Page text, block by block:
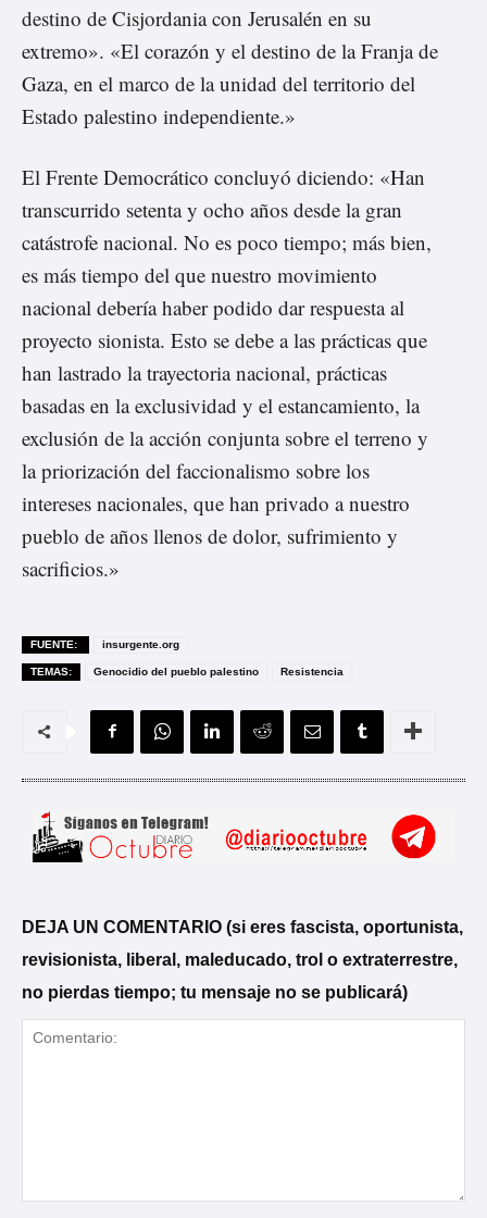
destino de Cisjordania con Jerusalén en su
extremo». «El corazón y el destino de la Franja de
Gaza, en el marco de la unidad del territorio del
Estado palestino independiente.»
El Frente Democrático concluyó diciendo: «Han
transcurrido setenta y ocho años desde la gran
catástrofe nacional. No es poco tiempo; más bien,
es más tiempo del que nuestro movimiento
nacional debería haber podido dar respuesta al
proyecto sionista. Esto se debe a las prácticas que
han lastrado la trayectoria nacional, prácticas
basadas en la exclusividad y el estancamiento, la
exclusión de la acción conjunta sobre el terreno y
la priorización del faccionalismo sobre los
intereses nacionales, que han privado a nuestro
pueblo de años llenos de dolor, sufrimiento y
sacrificios.»
FUENTE: insurgente.org
TEMAS: Genocidio del pueblo palestino Resistencia
DEJA UN COMENTARIO (si eres fascista, oportunista,
revisionista, liberal, maleducado, trol o extraterrestre,
no pierdas tiempo; tu mensaje no se publicará)